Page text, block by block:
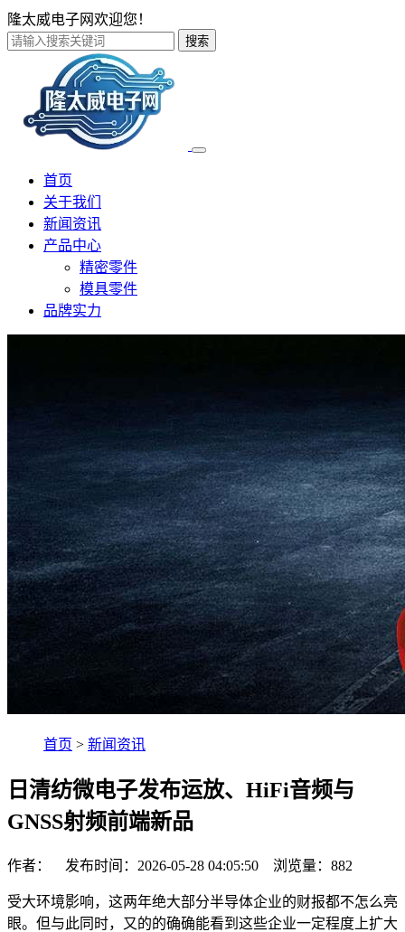
隆太威电子网欢迎您！
搜索
首页
关于我们
新闻资讯
产品中心
精密零件
模具零件
品牌实力
首页 > 新闻资讯
日清纺微电子发布运放、HiFi音频与
GNSS射频前端新品
作者： 发布时间：2026-05-28 04:05:50 浏览量： 882
受大环境影响，这两年绝大部分半导体企业的财报都不怎么亮
眼。但与此同时，又的的确确能看到这些企业一定程度上扩大